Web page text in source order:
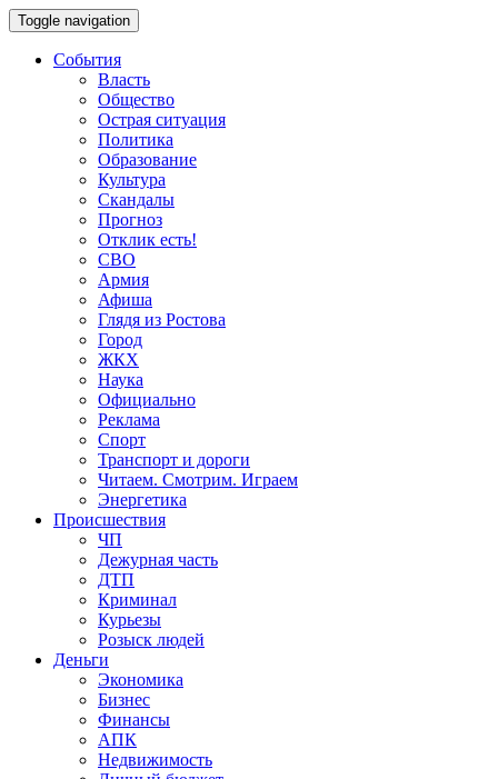
Toggle navigation
События
Власть
Общество
Острая ситуация
Политика
Образование
Культура
Скандалы
Прогноз
Отклик есть!
СВО
Армия
Афиша
Глядя из Ростова
Город
ЖКХ
Наука
Официально
Реклама
Спорт
Транспорт и дороги
Читаем. Смотрим. Играем
Энергетика
Происшествия
ЧП
Дежурная часть
ДТП
Криминал
Курьезы
Розыск людей
Деньги
Экономика
Бизнес
Финансы
АПК
Недвижимость